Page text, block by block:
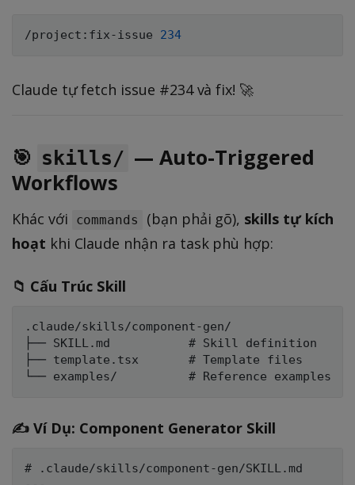
/project:fix-issue 234
Claude tự fetch issue #234 và fix! 🚀
🎯 skills/ — Auto-Triggered
Workflows
Khác với commands (bạn phải gõ), skills tự kích
hoạt khi Claude nhận ra task phù hợp:
📁 Cấu Trúc Skill
.claude/skills/component-gen/
├── SKILL.md           # Skill definition
├── template.tsx       # Template files
✍️ Ví Dụ: Component Generator Skill
# .claude/skills/component-gen/SKILL.md